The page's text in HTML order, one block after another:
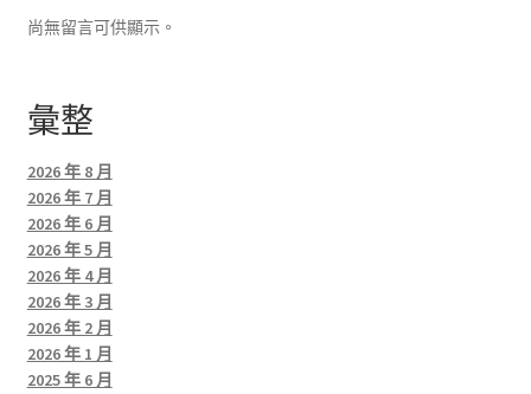
尚無留言可供顯示。
彙整
2026 年 8 月
2026 年 7 月
2026 年 6 月
2026 年 5 月
2026 年 4 月
2026 年 3 月
2026 年 2 月
2026 年 1 月
2025 年 6 月